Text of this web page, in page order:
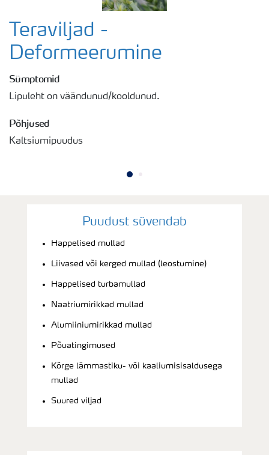
Teraviljad -
Deformeerumine
Sümptomid
Lipuleht on väändunud/kooldunud.
Põhjused
Kaltsiumipuudus
Puudust süvendab
Happelised mullad
Liivased või kerged mullad (leostumine)
Happelised turbamullad
Naatriumirikkad mullad
Alumiiniumirikkad mullad
Põuatingimused
Kõrge lämmastiku- või kaaliumisisaldusega
mullad
Suured viljad